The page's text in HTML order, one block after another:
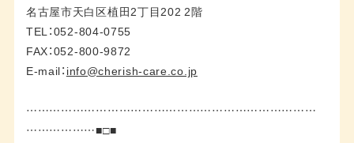
名古屋市天白区植田2丁目202 2階
TEL：052-804-0755
FAX：052-800-9872
E-mail： info@cherish-care.co.jp
…………………………………………………………………
………………■□■